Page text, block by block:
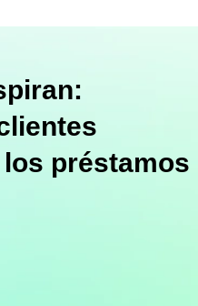
préstamos